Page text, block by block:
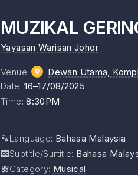
MUZIKAL
Yayasan Warisan Johor
Venue: Dewan Utama,
Date:16–17/08/2025
Time:8:30PM
Language: Bahasa Malaysia
Subtitle/Surtitle: Bahasa
Category: Musical